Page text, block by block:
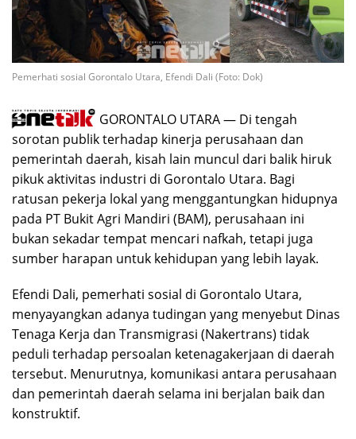
Pemerhati sosial Gorontalo Utara, Efendi Dali (Foto: Dok)
GORONTALO UTARA — Di tengah
sorotan publik terhadap kinerja perusahaan dan
pemerintah daerah, kisah lain muncul dari balik hiruk
pikuk aktivitas industri di Gorontalo Utara. Bagi
ratusan pekerja lokal yang menggantungkan hidupnya
pada PT Bukit Agri Mandiri (BAM), perusahaan ini
bukan sekadar tempat mencari nafkah, tetapi juga
sumber harapan untuk kehidupan yang lebih layak.
Efendi Dali, pemerhati sosial di Gorontalo Utara,
menyayangkan adanya tudingan yang menyebut Dinas
Tenaga Kerja dan Transmigrasi (Nakertrans) tidak
peduli terhadap persoalan ketenagakerjaan di daerah
tersebut. Menurutnya, komunikasi antara perusahaan
dan pemerintah daerah selama ini berjalan baik dan
konstruktif.